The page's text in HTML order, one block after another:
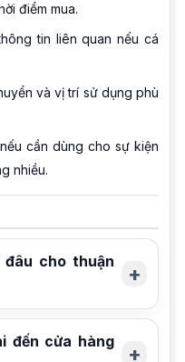
điểm mua.
tin liên quan nếu cá
và vị trí sử dụng phù
cần dùng cho sự kiện
nhiều.
cho thuận
đến cửa hàng